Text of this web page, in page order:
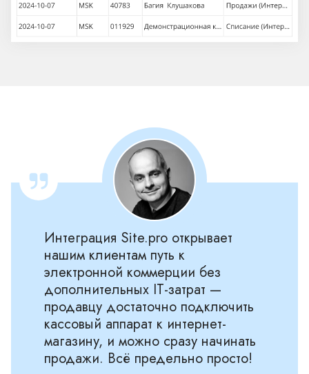
Интеграция Site.pro открывает
нашим клиентам путь к
электронной коммерции без
дополнительных IT-затрат —
продавцу достаточно подключить
кассовый аппарат к интернет-
магазину, и можно сразу начинать
продажи. Всё предельно просто!